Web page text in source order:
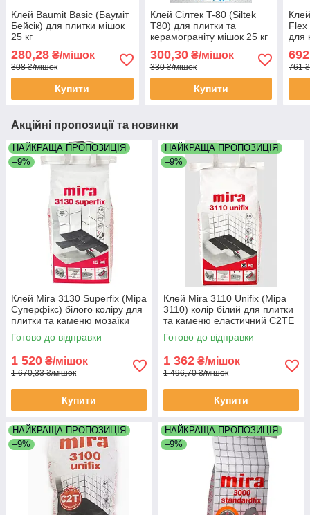
Клей Baumit Basic (Бауміт
Бейсік) для плитки мішок
25 кг
280,28 ₴/мішок
308 ₴/мішок
Купити
Клей Сілтек T-80 (Siltek
T80) для плитки та
керамограніту мішок 25 кг
300,30₴/мішок
330 ₴/мішок
Купити
Flex
для
761
Акційні пропозиції та новинки
НАЙКРАЩА ПРОПОЗИЦІЯ
–9%
Клей Mira 3130 Superfix (Міра
Суперфікс) білого коліру для
плитки та каменю мозаїки
C2TE S2 для електричної
теплої підлоги 15 кг
Готово до відправки
1 520 ₴/мішок
1 670,33 ₴/мішок
Купити
НАЙКРАЩА ПРОПОЗИЦІЯ
–9%
Клей Mira 3110 Unifix (Міра
3110) колір білий для плитки
та каменю еластичний C2TE
S1 для електричної теплої
підлоги мішок 25 кг
Готово до відправки
1 362 ₴/мішок
1 496,70 ₴/мішок
Купити
НАЙКРАЩА ПРОПОЗИЦІЯ
–9%
НАЙКРАЩА ПРОПОЗИЦІЯ
–9%